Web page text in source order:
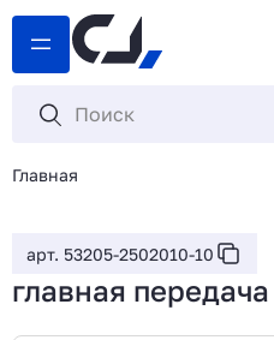
Главная
арт. 53205-2502010-10
главная передача